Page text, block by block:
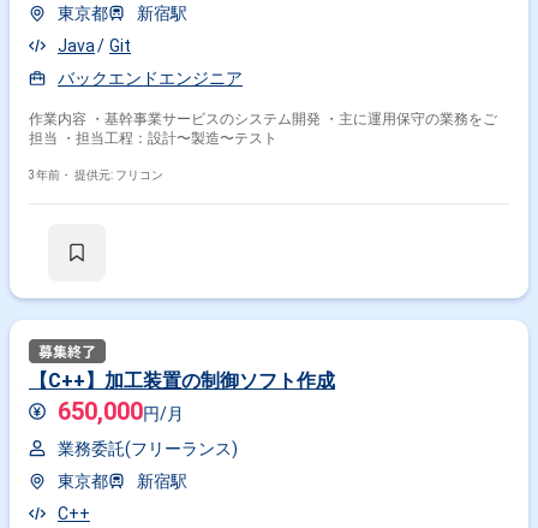
東京都
新宿駅
Java
Git
バックエンドエンジニア
作業内容 ・基幹事業サービスのシステム開発 ・主に運用保守の業務をご
担当 ・担当工程：設計〜製造〜テスト
3年前・ 提供元: フリコン
【C++】加工装置の制御ソフト作成
650,000円/月
業務委託(フリーランス)
東京都
新宿駅
C++